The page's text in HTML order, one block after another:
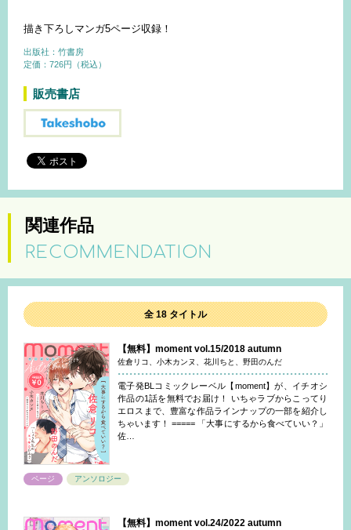
描き下ろしマンガ5ページ収録！
出版社：竹書房
定価：726円（税込）
販売書店
関連作品
RECOMMENDATION
全 18 タイトル
【無料】moment vol.15/2018 autumn
佐倉リコ、小木カンヌ、花川ちと、野田のんだ
電子発BLコミックレーベル【moment】が、イチオシ
作品の1話を無料でお届け！ いちゃラブからこってり
エロスまで、豊富な作品ラインナップの一部を紹介し
ちゃいます！ ===== 「大事にするから食べていい？」
佐…
ページ アンソロジー
【無料】moment vol.24/2022 autumn